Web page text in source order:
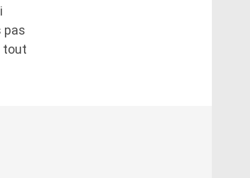
pas
tout